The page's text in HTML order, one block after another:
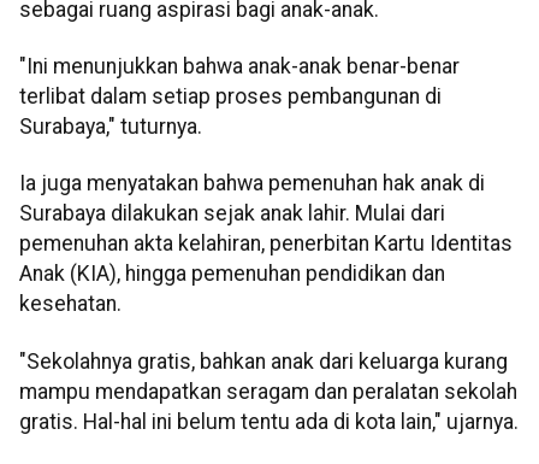
sebagai ruang aspirasi bagi anak-anak.
"Ini menunjukkan bahwa anak-anak benar-benar
terlibat dalam setiap proses pembangunan di
Surabaya," tuturnya.
Ia juga menyatakan bahwa pemenuhan hak anak di
Surabaya dilakukan sejak anak lahir. Mulai dari
pemenuhan akta kelahiran, penerbitan Kartu Identitas
Anak (KIA), hingga pemenuhan pendidikan dan
kesehatan.
"Sekolahnya gratis, bahkan anak dari keluarga kurang
mampu mendapatkan seragam dan peralatan sekolah
gratis. Hal-hal ini belum tentu ada di kota lain," ujarnya.